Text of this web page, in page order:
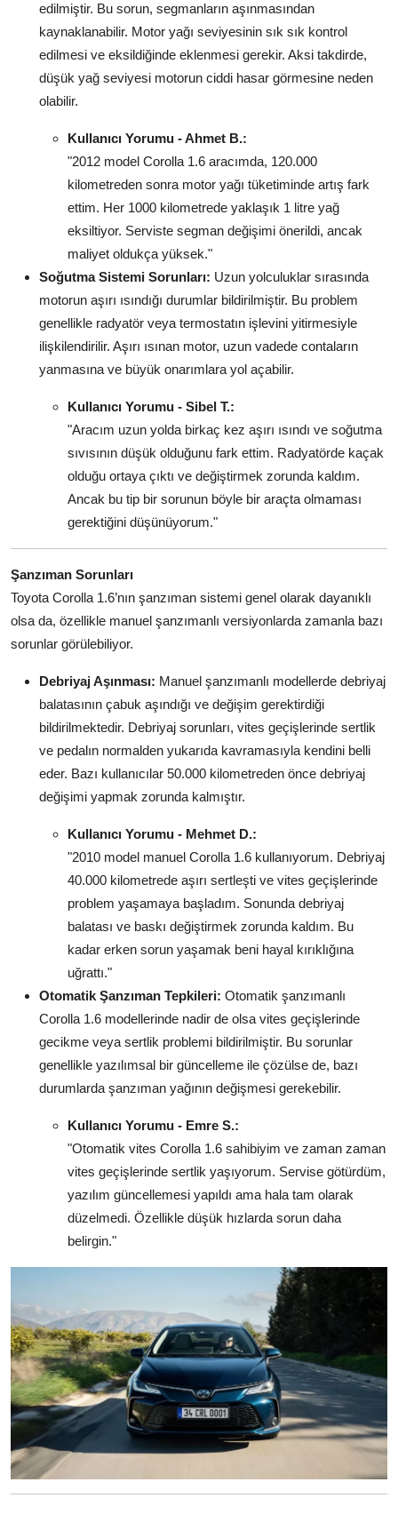
Dizel Sistemler
Multimedya & Elektronik
edilmiştir. Bu sorun, segmanların aşınmasından
kaynaklanabilir. Motor yağı seviyesinin sık sık kontrol
edilmesi ve eksildiğinde eklenmesi gerekir. Aksi takdirde,
düşük yağ seviyesi motorun ciddi hasar görmesine neden
olabilir.
Kullanıcı Yorumu - Ahmet B.:
"2012 model Corolla 1.6 aracımda, 120.000
kilometreden sonra motor yağı tüketiminde artış fark
ettim. Her 1000 kilometrede yaklaşık 1 litre yağ
eksiltiyor. Serviste segman değişimi önerildi, ancak
maliyet oldukça yüksek."
Soğutma Sistemi Sorunları: Uzun yolculuklar sırasında
motorun aşırı ısındığı durumlar bildirilmiştir. Bu problem
genellikle radyatör veya termostatın işlevini yitirmesiyle
ilişkilendirilir. Aşırı ısınan motor, uzun vadede contaların
yanmasına ve büyük onarımlara yol açabilir.
Kullanıcı Yorumu - Sibel T.:
"Aracım uzun yolda birkaç kez aşırı ısındı ve soğutma
sıvısının düşük olduğunu fark ettim. Radyatörde kaçak
olduğu ortaya çıktı ve değiştirmek zorunda kaldım.
Ancak bu tip bir sorunun böyle bir araçta olmaması
gerektiğini düşünüyorum."
Şanzıman Sorunları
Toyota Corolla 1.6’nın şanzıman sistemi genel olarak dayanıklı
olsa da, özellikle manuel şanzımanlı versiyonlarda zamanla bazı
sorunlar görülebiliyor.
Debriyaj Aşınması: Manuel şanzımanlı modellerde debriyaj
balatasının çabuk aşındığı ve değişim gerektirdiği
bildirilmektedir. Debriyaj sorunları, vites geçişlerinde sertlik
ve pedalın normalden yukarıda kavramasıyla kendini belli
eder. Bazı kullanıcılar 50.000 kilometreden önce debriyaj
değişimi yapmak zorunda kalmıştır.
Kullanıcı Yorumu - Mehmet D.:
"2010 model manuel Corolla 1.6 kullanıyorum. Debriyaj
40.000 kilometrede aşırı sertleşti ve vites geçişlerinde
problem yaşamaya başladım. Sonunda debriyaj
balatası ve baskı değiştirmek zorunda kaldım. Bu
kadar erken sorun yaşamak beni hayal kırıklığına
uğrattı."
Otomatik Şanzıman Tepkileri: Otomatik şanzımanlı
Corolla 1.6 modellerinde nadir de olsa vites geçişlerinde
gecikme veya sertlik problemi bildirilmiştir. Bu sorunlar
genellikle yazılımsal bir güncelleme ile çözülse de, bazı
durumlarda şanzıman yağının değişmesi gerekebilir.
Kullanıcı Yorumu - Emre S.:
"Otomatik vites Corolla 1.6 sahibiyim ve zaman zaman
vites geçişlerinde sertlik yaşıyorum. Servise götürdüm,
yazılım güncellemesi yapıldı ama hala tam olarak
düzelmedi. Özellikle düşük hızlarda sorun daha
belirgin."